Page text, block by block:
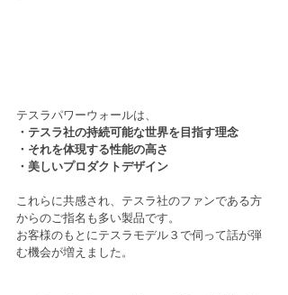
テスラパワーウォールは、
・テスラ社の持続可能な世界を目指す理念
・それを体現する性能の高さ
・美しいプロダクトデザイン
これらに共感され、テスラ社のファンである方
からのご指名も多い製品です。
お客様のもとにテスラモデル３で伺って話が弾
む機会が増えました。